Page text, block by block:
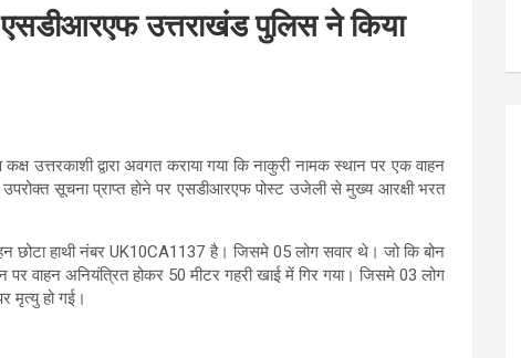
एसडीआरएफ उत्तराखंड पुलिस ने किया
उत्तरकाशी द्वारा अवगत कराया गया कि नाकुरी नामक स्थान पर एक वाहन
सूचना प्राप्त होने पर एसडीआरएफ पोस्ट उजेली से मुख्य आरक्षी भरत
हाथी नंबर UK10CA1137 है। जिसमे 05 लोग सवार थे। जो कि बोन
वाहन अनियंत्रित होकर 50 मीटर गहरी खाई में गिर गया। जिसमे 03 लोग
मृत्यु हो गई।